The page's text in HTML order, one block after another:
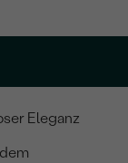
Eleganz